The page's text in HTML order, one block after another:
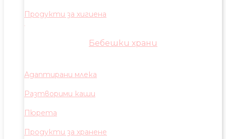
Продукти за хигиена
Бебешки храни
Адаптирани млека
Разтворими каши
Пюрета
Продукти за хранене